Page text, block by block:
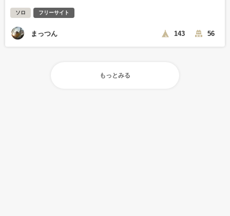
ソロ フリーサイト
まっつん 143 56
もっとみる